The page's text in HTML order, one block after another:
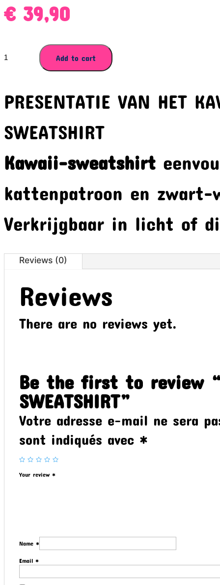
€39,90
WIT
SWEATSHIRT
Add to cart
PRESENTATIE VAN HET
SWEATSHIRT
Kawaii-sweatshirt
kattenpatroon en
Verkrijgbaar in licht of
Reviews (0)
Reviews
There are no reviews yet.
Be the first to review
SWEATSHIRT”
Votre adresse e-mail ne sera
sont indiqués avec *
Your review *
Name *
Email *